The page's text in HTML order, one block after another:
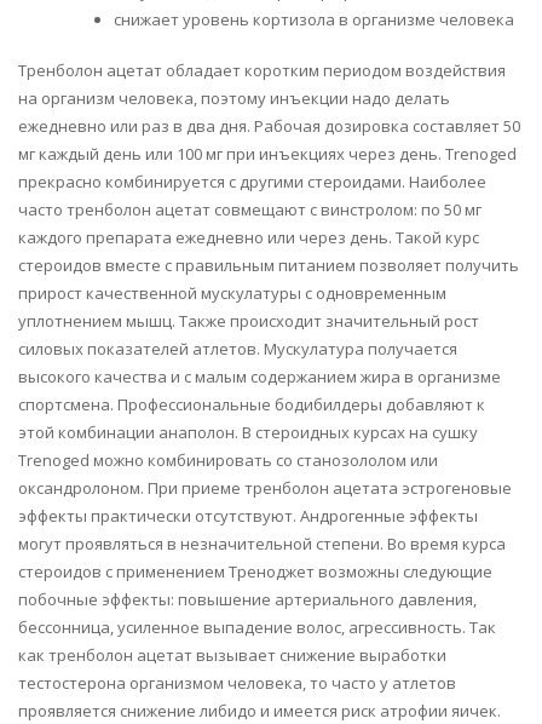
снижает уровень кортизола в организме человека
Тренболон ацетат обладает коротким периодом воздействия
на организм человека, поэтому инъекции надо делать
ежедневно или раз в два дня. Рабочая дозировка составляет 50
мг каждый день или 100 мг при инъекциях через день. Trenoged
прекрасно комбинируется с другими стероидами. Наиболее
часто тренболон ацетат совмещают с винстролом: по 50 мг
каждого препарата ежедневно или через день. Такой курс
стероидов вместе с правильным питанием позволяет получить
прирост качественной мускулатуры с одновременным
уплотнением мышц. Также происходит значительный рост
силовых показателей атлетов. Мускулатура получается
высокого качества и с малым содержанием жира в организме
спортсмена. Профессиональные бодибилдеры добавляют к
этой комбинации анаполон. В стероидных курсах на сушку
Trenoged можно комбинировать со станозололом или
оксандролоном. При приеме тренболон ацетата эстрогеновые
эффекты практически отсутствуют. Андрогенные эффекты
могут проявляться в незначительной степени. Во время курса
стероидов с применением Треноджет возможны следующие
побочные эффекты: повышение артериального давления,
бессонница, усиленное выпадение волос, агрессивность. Так
как тренболон ацетат вызывает снижение выработки
тестостерона организмом человека, то часто у атлетов
проявляется снижение либидо и имеется риск атрофии яичек.